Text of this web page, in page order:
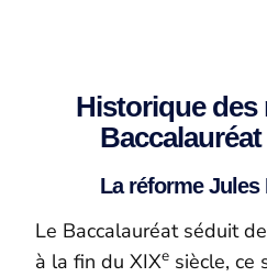
Historique des
La réforme Jules
Le Baccalauréat séduit
à la fin du XIXe siècle, ce